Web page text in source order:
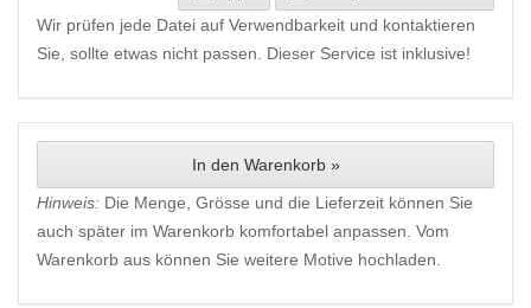
Wir prüfen jede Datei auf Verwendbarkeit und kontaktieren
Sie, sollte etwas nicht passen. Dieser Service ist inklusive!
In den Warenkorb »
Hinweis: Die Menge, Grösse und die Lieferzeit können Sie
auch später im Warenkorb komfortabel anpassen. Vom
Warenkorb aus können Sie weitere Motive hochladen.